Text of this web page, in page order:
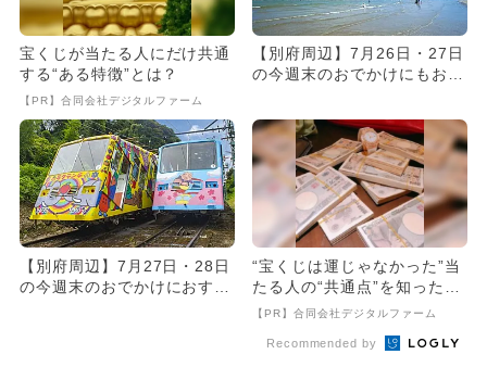
宝くじが当たる人にだけ共通
する“ある特徴”とは？
【PR】合同会社デジタルファーム
【別府周辺】7月26日・27日
の今週末のおでかけにもおす
【別府周辺】7月27日・28日
の今週末のおでかけにおすす
“宝くじは運じゃなかった”当
たる人の“共通点”を知っただ
け
【PR】合同会社デジタルファーム
Recommended by